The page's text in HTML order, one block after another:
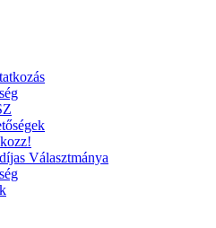
Választmánya